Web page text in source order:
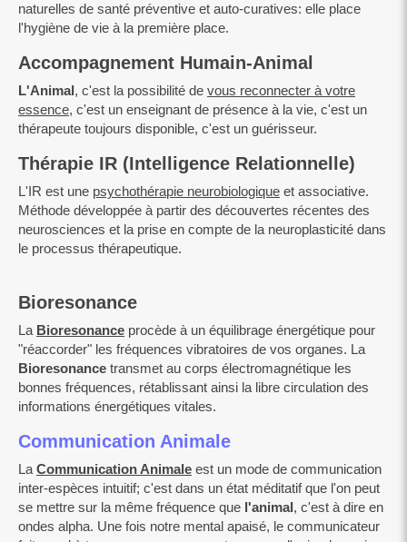
naturelles de santé préventive et auto-curatives: elle place
l'hygiène de vie à la première place.
Accompagnement Humain-Animal
L'Animal, c'est la possibilité de vous reconnecter à votre
essence, c'est un enseignant de présence à la vie, c'est un
thérapeute toujours disponible, c'est un guérisseur.
Thérapie IR (Intelligence Relationnelle)
L'IR est une psychothérapie neurobiologique et associative.
Méthode développée à partir des découvertes récentes des
neurosciences et la prise en compte de la neuroplasticité dans
le processus thérapeutique.
Bioresonance
La Bioresonance procède à un équilibrage énergétique pour
"réaccorder" les fréquences vibratoires de vos organes. La
Bioresonance transmet au corps électromagnétique les
bonnes fréquences, rétablissant ainsi la libre circulation des
informations énergétiques vitales.
Communication Animale
La Communication Animale est un mode de communication
inter-espèces intuitif; c'est dans un état méditatif que l'on peut
se mettre sur la même fréquence que l'animal, c'est à dire en
ondes alpha. Une fois notre mental apaisé, le communicateur